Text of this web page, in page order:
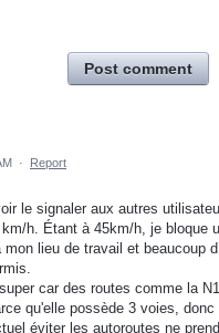
Post comment
· Report
le signaler aux autres
h. Étant à 45km/h, je bloque
lieu de travail et beaucoup
car des routes comme la
qu'elle possède 3 voies,
éviter les autoroutes ne